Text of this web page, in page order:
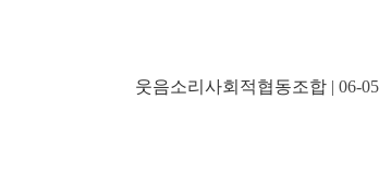
웃음소리사회적협동조합 | 06-05